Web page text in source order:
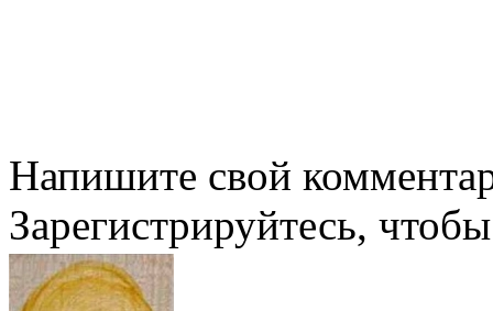
Напишите свой
Зарегистрируйтесь,